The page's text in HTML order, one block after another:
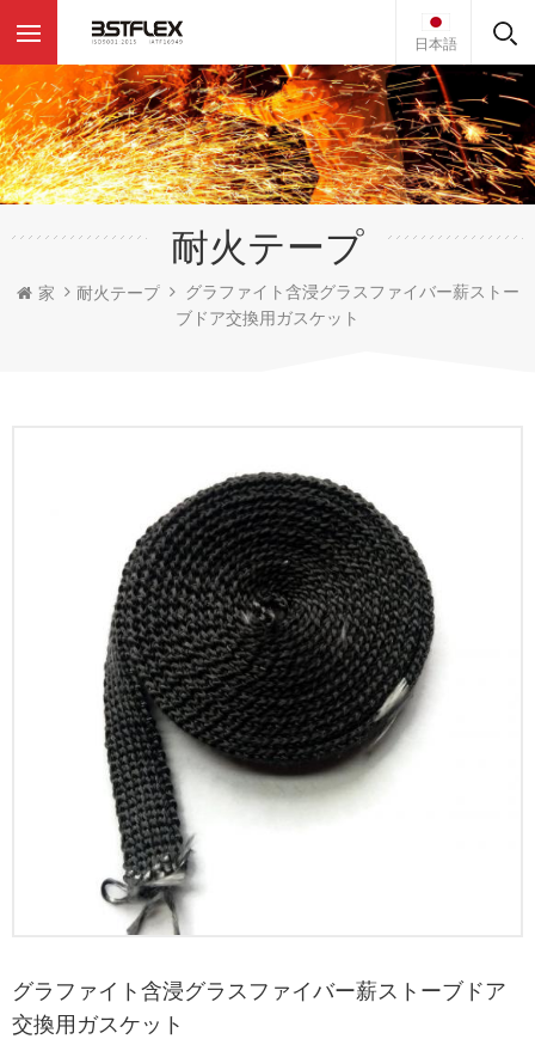
日本語
耐火テープ
家 耐火テープ
グラファイト含浸グラスファイバー薪ストー
ブドア交換用ガスケット
グラファイト含浸グラスファイバー薪ストーブドア
交換用ガスケット